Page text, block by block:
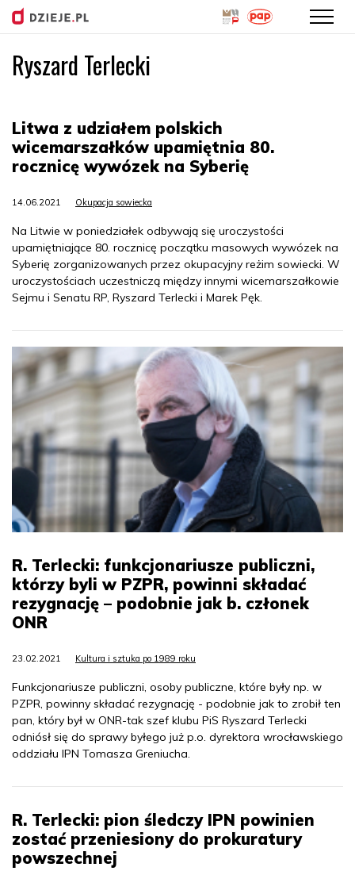
Ryszard Terlecki
Litwa z udziałem polskich
wicemarszałków upamiętnia 80.
rocznicę wywózek na Syberię
14.06.2021 Okupacja sowiecka
Na Litwie w poniedziałek odbywają się uroczystości
upamiętniające 80. rocznicę początku masowych wywózek na
Syberię zorganizowanych przez okupacyjny reżim sowiecki. W
uroczystościach uczestniczą między innymi wicemarszałkowie
Sejmu i Senatu RP, Ryszard Terlecki i Marek Pęk.
R. Terlecki: funkcjonariusze publiczni,
którzy byli w PZPR, powinni składać
rezygnację – podobnie jak b. członek
ONR
23.02.2021 Kultura i sztuka po 1989 roku
Funkcjonariusze publiczni, osoby publiczne, które były np. w
PZPR, powinny składać rezygnację - podobnie jak to zrobił ten
pan, który był w ONR-tak szef klubu PiS Ryszard Terlecki
odniósł się do sprawy byłego już p.o. dyrektora wrocławskiego
oddziału IPN Tomasza Greniucha.
R. Terlecki: pion śledczy IPN powinien
zostać przeniesiony do prokuratury
powszechnej